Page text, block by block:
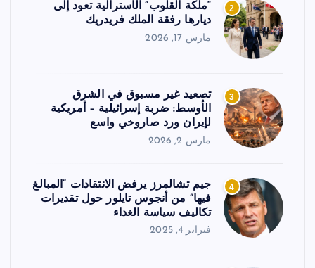
2
“ملكة القلوب” الأسترالية تعود إلى
ديارها رفقة الملك فريدريك
مارس 17, 2026
3
تصعيد غير مسبوق في الشرق
الأوسط: ضربة إسرائيلية – أمريكية
لإيران ورد صاروخي واسع
مارس 2, 2026
4
جيم تشالمرز يرفض الانتقادات “المبالغ
فيها” من أنجوس تايلور حول تقديرات
تكاليف سياسة الغداء
فبراير 4, 2025